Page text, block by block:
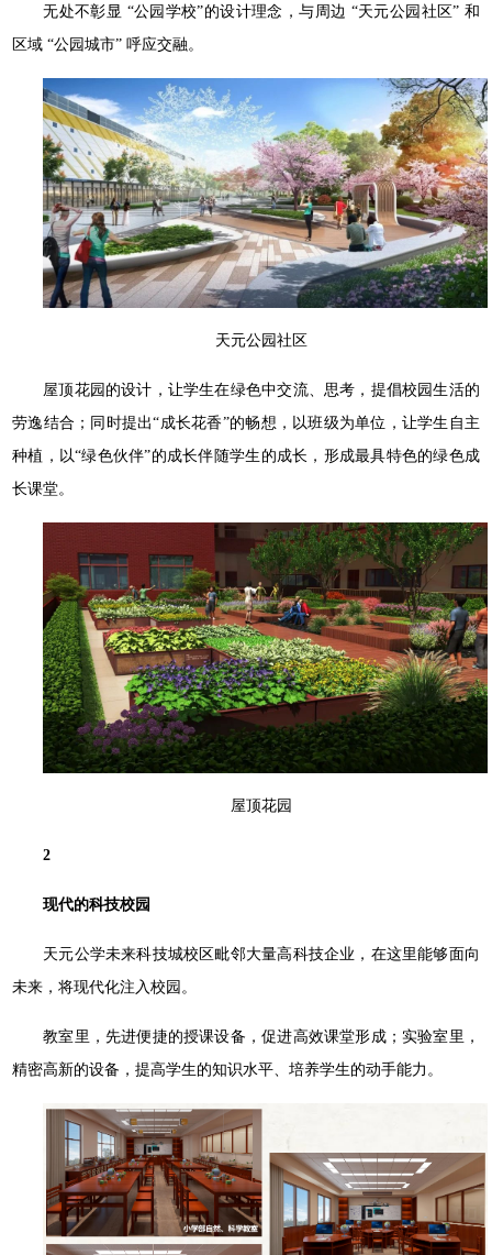
⽆处不彰显 “公园学校”的设计理念，与周边 “天元公园社区” 和
区域 “公园城市” 呼应交融。
天元公园社区
屋顶花园的设计，让学生在绿色中交流、思考，提倡校园生活的
劳逸结合；同时提出“成长花香”的畅想，以班级为单位，让学生自主
种植，以“绿色伙伴”的成长伴随学生的成长，形成最具特色的绿色成
长课堂。
屋顶花园
2
现代的科技校园
天元公学未来科技城校区毗邻⼤量⾼科技企业，在这⾥能够⾯向
未来，将现代化注⼊校园。
教室⾥，先进便捷的授课设备，促进⾼效课堂形成；实验室⾥，
精密⾼新的设备，提⾼学⽣的知识⽔平、培养学⽣的动⼿能⼒。